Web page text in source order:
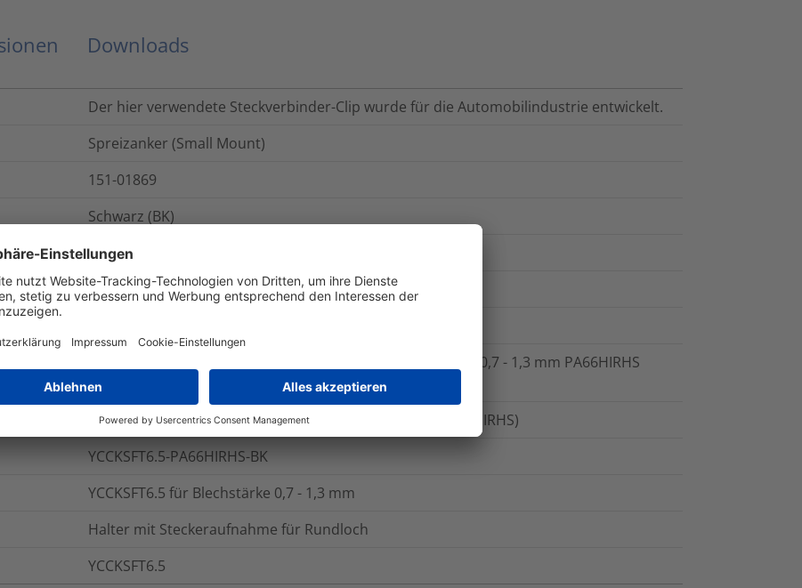
Downloads
Der hier verwendete Steckverbinder-Clip wurde für die Automobilindustrie entwickelt.
Spreizanker (Small Mount)
151-01869
Schwarz (BK)
0.0007
500ST
Halter mit Steckeraufnahme für Rundloch mit Blechstärke 0,7 - 1,3 mm PA66HIRHS
schwarz
Polyamid 6.6 schlagzäh modifiziert, hitzestabilisiert (PA66HIRHS)
YCCKSFT6.5-PA66HIRHS-BK
YCCKSFT6.5 für Blechstärke 0,7 - 1,3 mm
Halter mit Steckeraufnahme für Rundloch
YCCKSFT6.5